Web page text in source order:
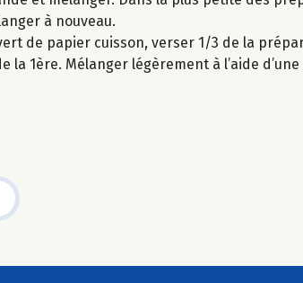
à nouveau.
de papier cuisson, verser 1/3 de la
1ère. Mélanger légèrement à l’aide